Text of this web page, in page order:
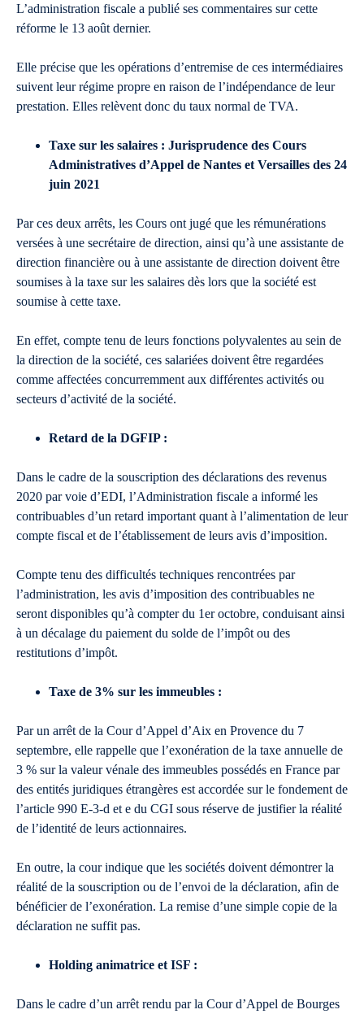
L’administration fiscale a publié ses commentaires sur cette
réforme le 13 août dernier.
Elle précise que les opérations d’entremise de ces intermédiaires
suivent leur régime propre en raison de l’indépendance de leur
prestation. Elles relèvent donc du taux normal de TVA.
Taxe sur les salaires : Jurisprudence des Cours
Administratives d’Appel de Nantes et Versailles des 24
juin 2021
Par ces deux arrêts, les Cours ont jugé que les rémunérations
versées à une secrétaire de direction, ainsi qu’à une assistante de
direction financière ou à une assistante de direction doivent être
soumises à la taxe sur les salaires dès lors que la société est
soumise à cette taxe.
En effet, compte tenu de leurs fonctions polyvalentes au sein de
la direction de la société, ces salariées doivent être regardées
comme affectées concurremment aux différentes activités ou
secteurs d’activité de la société.
Retard de la DGFIP :
Dans le cadre de la souscription des déclarations des revenus
2020 par voie d’EDI, l’Administration fiscale a informé les
contribuables d’un retard important quant à l’alimentation de leur
compte fiscal et de l’établissement de leurs avis d’imposition.
Compte tenu des difficultés techniques rencontrées par
l’administration, les avis d’imposition des contribuables ne
seront disponibles qu’à compter du 1er octobre, conduisant ainsi
à un décalage du paiement du solde de l’impôt ou des
restitutions d’impôt.
Taxe de 3% sur les immeubles :
Par un arrêt de la Cour d’Appel d’Aix en Provence du 7
septembre, elle rappelle que l’exonération de la taxe annuelle de
3 % sur la valeur vénale des immeubles possédés en France par
des entités juridiques étrangères est accordée sur le fondement de
l’article 990 E-3-d et e du CGI sous réserve de justifier la réalité
de l’identité de leurs actionnaires.
En outre, la cour indique que les sociétés doivent démontrer la
réalité de la souscription ou de l’envoi de la déclaration, afin de
bénéficier de l’exonération. La remise d’une simple copie de la
déclaration ne suffit pas.
Holding animatrice et ISF :
Dans le cadre d’un arrêt rendu par la Cour d’Appel de Bourges